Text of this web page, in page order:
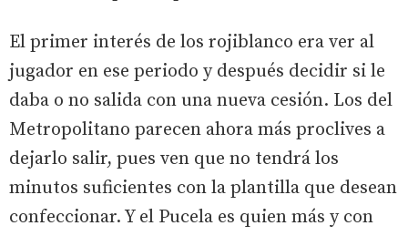
El primer interés de los rojiblanco era ver al
jugador en ese periodo y después decidir si le
daba o no salida con una nueva cesión. Los del
Metropolitano parecen ahora más proclives a
dejarlo salir, pues ven que no tendrá los
minutos suficientes con la plantilla que desean
confeccionar. Y el Pucela es quien más y con